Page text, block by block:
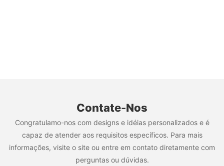
Contate-Nos
Congratulamo-nos com designs e idéias personalizados e é
capaz de atender aos requisitos específicos. Para mais
informações, visite o site ou entre em contato diretamente com
perguntas ou dúvidas.